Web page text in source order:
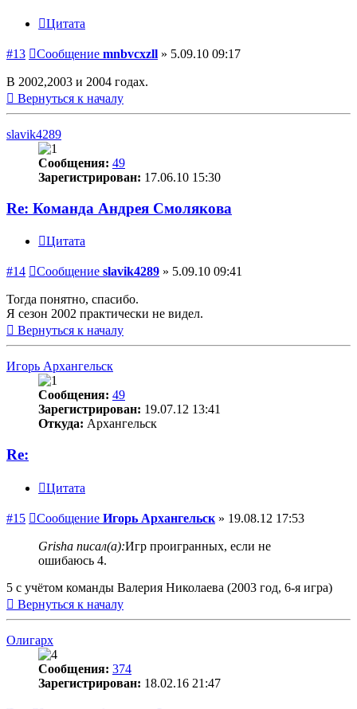
Цитата
#13 Сообщение mnbvcxzll » 5.09.10 09:17
В 2002,2003 и 2004 годах.
Вернуться к началу
slavik4289
Сообщения: 49
Зарегистрирован: 17.06.10 15:30
Re: Команда Андрея Смолякова
Цитата
#14 Сообщение slavik4289 » 5.09.10 09:41
Тогда понятно, спасибо.
Я сезон 2002 практически не видел.
Вернуться к началу
Игорь Архангельск
Сообщения: 49
Зарегистрирован: 19.07.12 13:41
Откуда: Архангельск
Re:
Цитата
#15 Сообщение Игорь Архангельск » 19.08.12 17:53
Grisha писал(а):Игр проигранных, если не
ошибаюсь 4.
5 с учётом команды Валерия Николаева (2003 год, 6-я игра)
Вернуться к началу
Олигарх
Сообщения: 374
Зарегистрирован: 18.02.16 21:47